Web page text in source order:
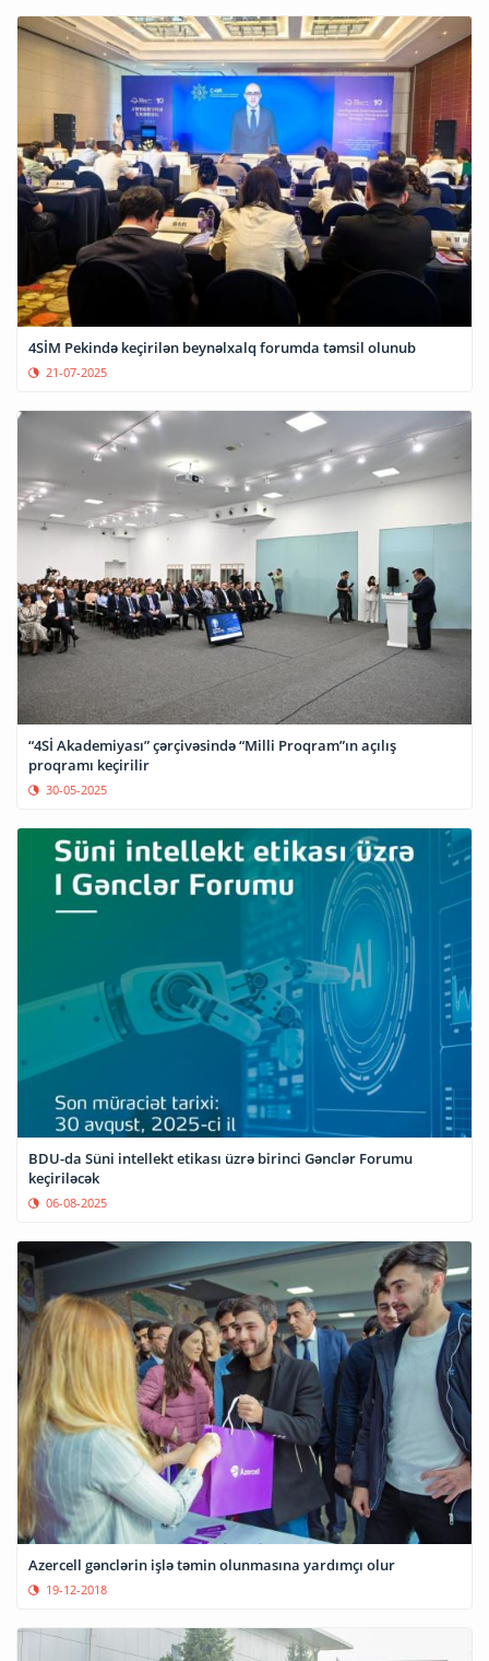
4SİM Pekində keçirilən beynəlxalq forumda təmsil olunub
21-07-2025
“4Sİ Akademiyası” çərçivəsində “Milli Proqram”ın açılış
proqramı keçirilir
30-05-2025
BDU-da Süni intellekt etikası üzrə birinci Gənclər Forumu
keçiriləcək
06-08-2025
Azercell gənclərin işlə təmin olunmasına yardımçı olur
19-12-2018